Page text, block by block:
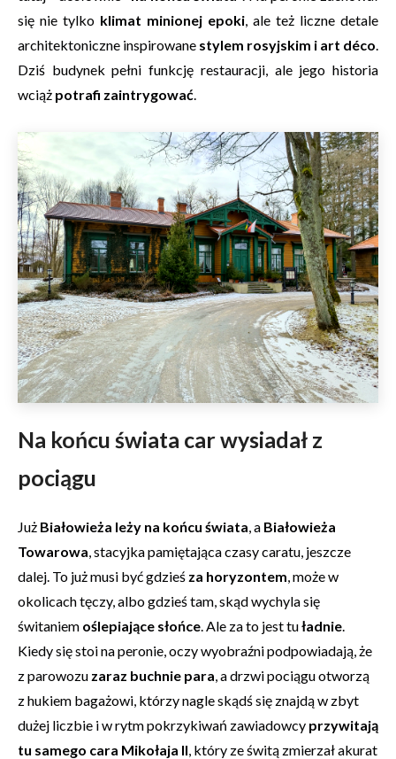
się nie tylko klimat minionej epoki, ale też liczne detale
architektoniczne inspirowane stylem rosyjskim i art déco.
Dziś budynek pełni funkcję restauracji, ale jego historia
wciąż potrafi zaintrygować.
Na końcu świata car wysiadał z
pociągu
Już Białowieża leży na końcu świata, a Białowieża
Towarowa, stacyjka pamiętająca czasy caratu, jeszcze
dalej. To już musi być gdzieś za horyzontem, może w
okolicach tęczy, albo gdzieś tam, skąd wychyla się
świtaniem oślepiające słońce. Ale za to jest tuładnie.
Kiedy się stoi na peronie, oczy wyobraźni podpowiadają, że
z parowozu zaraz buchnie para, a drzwi pociągu otworzą
z hukiem bagażowi, którzy nagle skądś się znajdą w zbyt
dużej liczbie i w rytm pokrzykiwań zawiadowcy przywitają
tu samego cara Mikołaja II, który ze świtą zmierzał akurat